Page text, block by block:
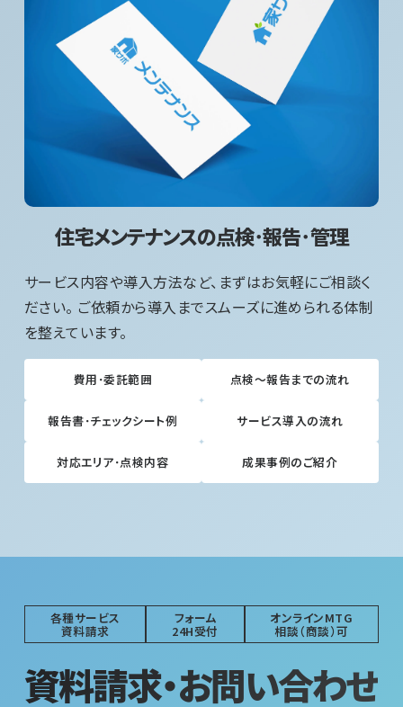
住宅メンテナンスの点検･報告･管理
サービス内容や導入方法など、まずはお気軽にご相談く
ださい。 ご依頼から導入までスムーズに進められる体制
を整えています。
費用･委託範囲 点検～報告までの流れ
報告書･チェックシート例 サービス導入の流れ
対応エリア･点検内容 成果事例のご紹介
各種サービス
資料請求
フォーム
24H受付
オンラインMTG
相談（商談）可
資料請求・お問い合わせ